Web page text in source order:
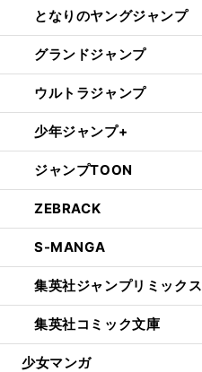
となりのヤングジャンプ
グランドジャンプ
ウルトラジャンプ
少年ジャンプ+
ジャンプTOON
ZEBRACK
S-MANGA
集英社ジャンプリミックス
集英社コミック文庫
少女マンガ